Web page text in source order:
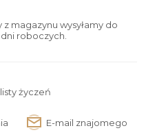
magazynu wysyłamy do
roboczych.